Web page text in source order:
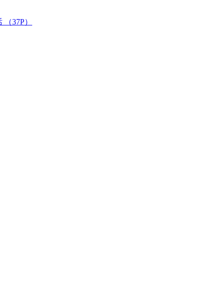
（37P）